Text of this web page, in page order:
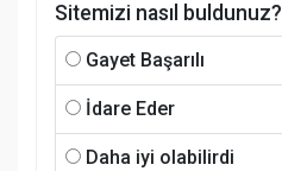
Sitemizi nasıl buldunuz?
Gayet Başarılı
İdare Eder
Daha iyi olabilirdi